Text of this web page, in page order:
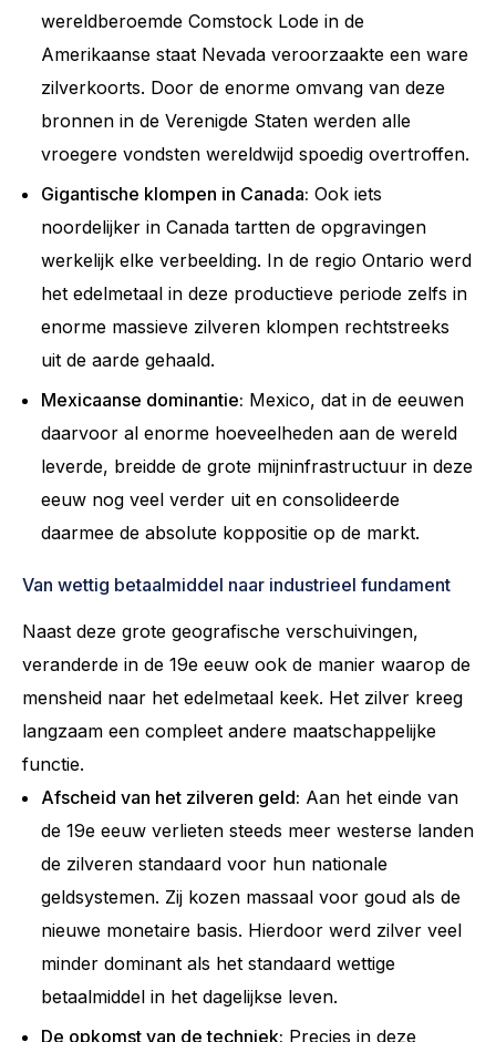
wereldberoemde Comstock Lode in de
Amerikaanse staat Nevada veroorzaakte een ware
zilverkoorts. Door de enorme omvang van deze
bronnen in de Verenigde Staten werden alle
vroegere vondsten wereldwijd spoedig overtroffen.
Gigantische klompen in Canada: Ook iets
noordelijker in Canada tartten de opgravingen
werkelijk elke verbeelding. In de regio Ontario werd
het edelmetaal in deze productieve periode zelfs in
enorme massieve zilveren klompen rechtstreeks
uit de aarde gehaald.
Mexicaanse dominantie: Mexico, dat in de eeuwen
daarvoor al enorme hoeveelheden aan de wereld
leverde, breidde de grote mijninfrastructuur in deze
eeuw nog veel verder uit en consolideerde
daarmee de absolute koppositie op de markt.
Van wettig betaalmiddel naar industrieel fundament
Naast deze grote geografische verschuivingen,
veranderde in de 19e eeuw ook de manier waarop de
mensheid naar het edelmetaal keek. Het zilver kreeg
langzaam een compleet andere maatschappelijke
functie.
Afscheid van het zilveren geld: Aan het einde van
de 19e eeuw verlieten steeds meer westerse landen
de zilveren standaard voor hun nationale
geldsystemen. Zij kozen massaal voor goud als de
nieuwe monetaire basis. Hierdoor werd zilver veel
minder dominant als het standaard wettige
betaalmiddel in het dagelijkse leven.
De opkomst van de techniek: Precies in deze